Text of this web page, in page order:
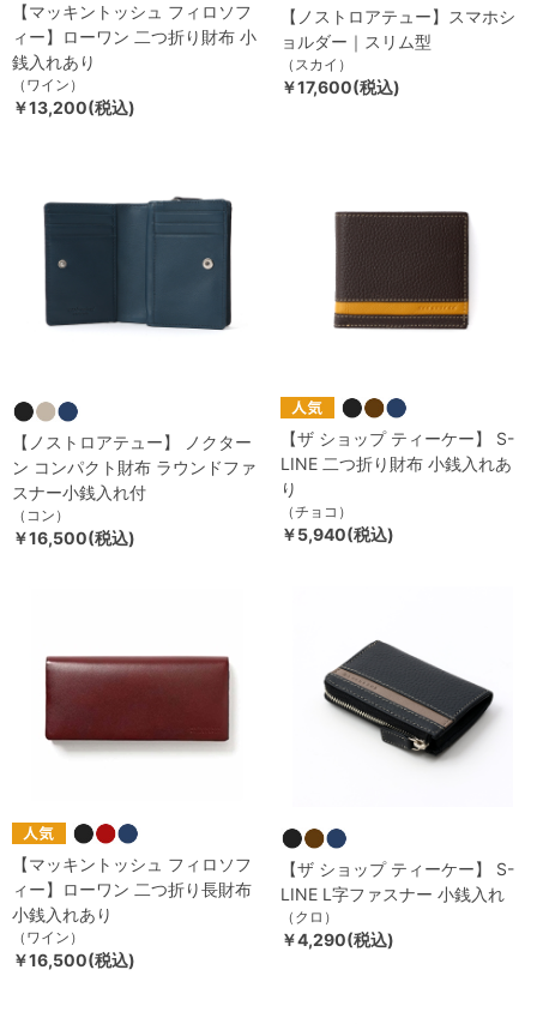
【マッキントッシュ フィロソフ
ィー】ローワン 二つ折り財布 小
銭入れあり
（ワイン）
￥13,200(税込)
【ノストロアテュー】スマホシ
ョルダー｜スリム型
（スカイ）
￥17,600(税込)
【ノストロアテュー】 ノクター
ン コンパクト財布 ラウンドファ
スナー小銭入れ付
（コン）
￥16,500(税込)
【ザ ショップ ティーケー】 S-
LINE 二つ折り財布 小銭入れあ
り
（チョコ）
￥5,940(税込)
【マッキントッシュ フィロソフ
ィー】ローワン 二つ折り長財布
小銭入れあり
（ワイン）
￥16,500(税込)
【ザ ショップ ティーケー】 S-
LINE L字ファスナー 小銭入れ
（クロ）
￥4,290(税込)